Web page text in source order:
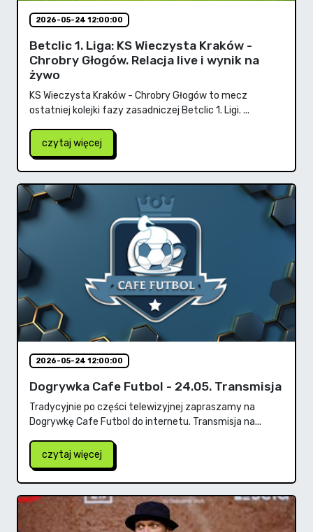
2026-05-24 12:00:00
Betclic 1. Liga: KS Wieczysta Kraków -
Chrobry Głogów. Relacja live i wynik na
żywo
KS Wieczysta Kraków - Chrobry Głogów to mecz
ostatniej kolejki fazy zasadniczej Betclic 1. Ligi. ...
czytaj więcej
2026-05-24 12:00:00
Dogrywka Cafe Futbol - 24.05. Transmisja
Tradycyjnie po części telewizyjnej zapraszamy na
Dogrywkę Cafe Futbol do internetu. Transmisja na...
czytaj więcej